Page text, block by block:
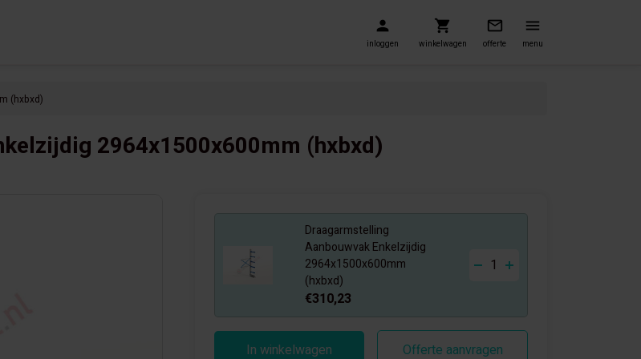
inloggen winkelwagen offerte menu
(hxbxd)
2964x1500x600mm (hxbxd)
Draagarmstelling
Aanbouwvak Enkelzijdig
2964x1500x600mm
(hxbxd)
€310,23
- +
In winkelwagen Offerte aanvragen